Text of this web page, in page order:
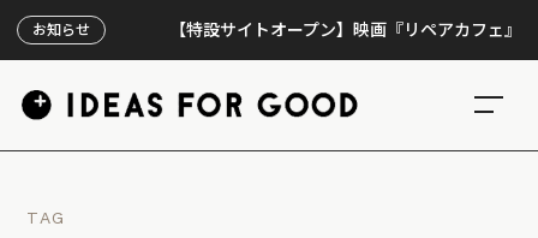
お知らせ 【特設サイトオープン】映画『リペアカフェ』、上映
TAG